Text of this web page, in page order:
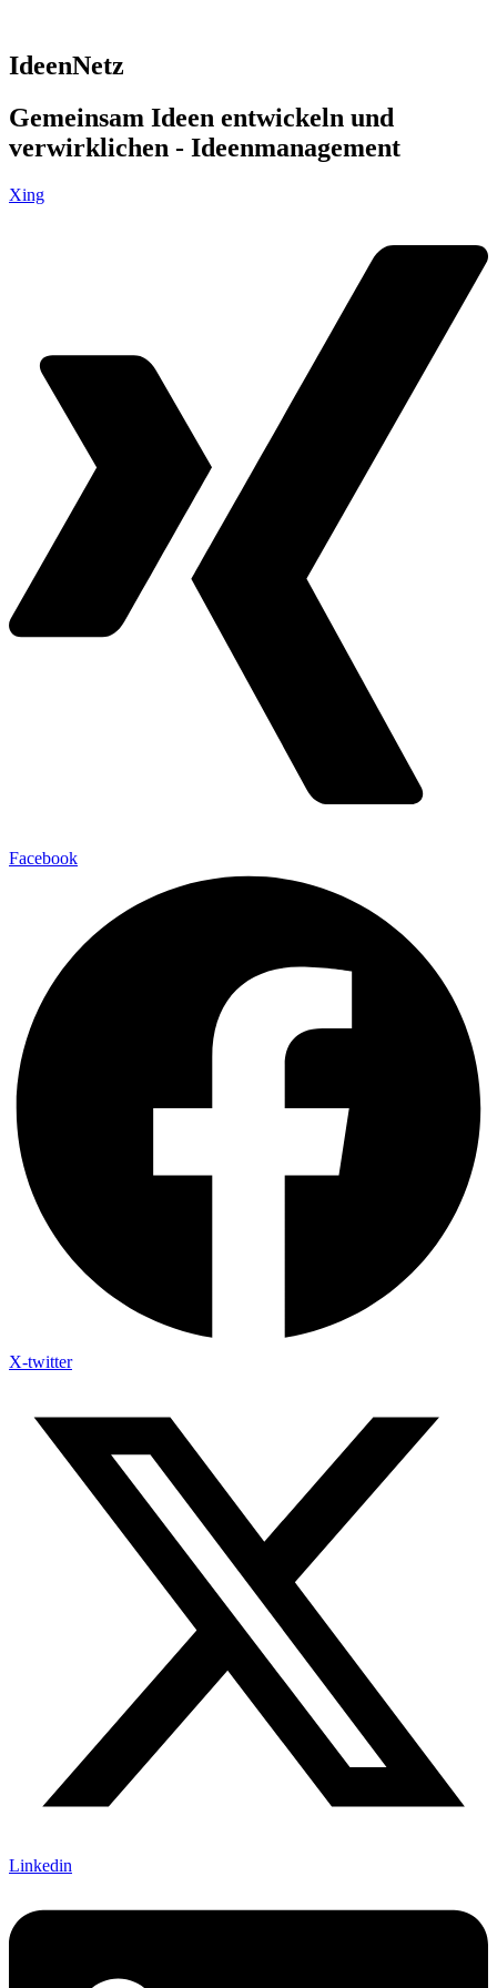
IdeenNetz
Gemeinsam Ideen entwickeln und
verwirklichen - Ideenmanagement
Xing
Facebook
X-twitter
Linkedin